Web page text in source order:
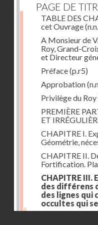
PAGE DE
TABLE DES
cet Ouvrage
A Monsieur de
Roy, Grand-
et Directeur
Préface(p.r5)
Approbation
Privilège du Roy
PREMIÈRE
ET
CHAPITRE I.
Géométrie,
CHAPITRE II.
Fortification.
CHAPITRE
des différens
des lignes qui
occultes qui
Des lignes &